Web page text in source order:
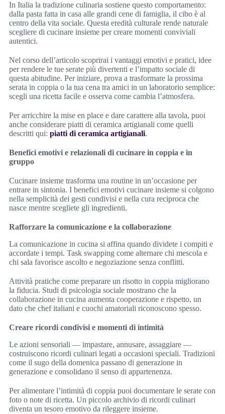
In Italia la tradizione culinaria sostiene questo comportamento:
dalla pasta fatta in casa alle grandi cene di famiglia, il cibo è al
centro della vita sociale. Questa eredità culturale rende naturale
scegliere di cucinare insieme per creare momenti conviviali
autentici.
Nel corso dell’articolo scoprirai i vantaggi emotivi e pratici, idee
per rendere le tue serate più divertenti e l’impatto sociale di
questa abitudine. Per iniziare, prova a trasformare la prossima
serata in coppia o la tua cena tra amici in un laboratorio semplice:
scegli una ricetta facile e osserva come cambia l’atmosfera.
Per arricchire la mise en place e dare carattere alla tavola, puoi
anche considerare piatti di ceramica artigianali come quelli
descritti qui: piatti di ceramica artigianali.
Benefici emotivi e relazionali di cucinare in coppia e in
gruppo
Cucinare insieme trasforma una routine in un’occasione per
entrare in sintonia. I benefici emotivi cucinare insieme si colgono
nella semplicità dei gesti condivisi e nella cura reciproca che
nasce mentre scegliete gli ingredienti.
Rafforzare la comunicazione e la collaborazione
La comunicazione in cucina si affina quando dividete i compiti e
accordate i tempi. Task swapping come alternare chi mescola e
chi sala favorisce ascolto e negoziazione senza conflitti.
Attività pratiche come preparare un risotto in coppia migliorano
la fiducia. Studi di psicologia sociale mostrano che la
collaborazione in cucina aumenta cooperazione e rispetto, un
dato che chef italiani e cuochi amatoriali riconoscono spesso.
Creare ricordi condivisi e momenti di intimità
Le azioni sensoriali — impastare, annusare, assaggiare —
costruiscono ricordi culinari legati a occasioni speciali. Tradizioni
come il sugo della domenica passano di generazione in
generazione e consolidano il senso di appartenenza.
Per alimentare l’intimità di coppia puoi documentare le serate con
foto o note di ricetta. Un piccolo archivio di ricordi culinari
diventa un tesoro emotivo da rileggere insieme.